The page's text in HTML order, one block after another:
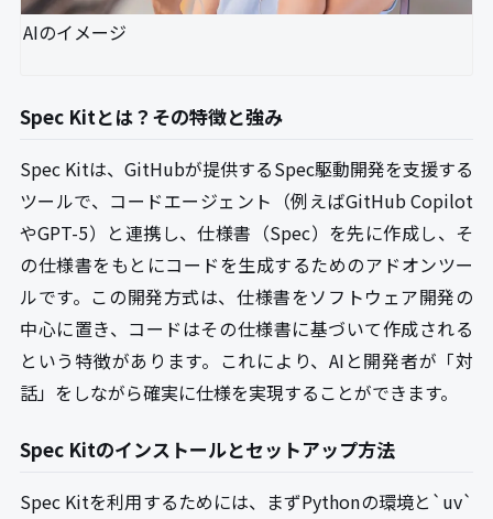
AIのイメージ
Spec Kitとは？その特徴と強み
Spec Kitは、GitHubが提供するSpec駆動開発を支援する
ツールで、コードエージェント（例えばGitHub Copilot
やGPT-5）と連携し、仕様書（Spec）を先に作成し、そ
の仕様書をもとにコードを生成するためのアドオンツー
ルです。この開発方式は、仕様書をソフトウェア開発の
中心に置き、コードはその仕様書に基づいて作成される
という特徴があります。これにより、AIと開発者が「対
話」をしながら確実に仕様を実現することができます。
Spec Kitのインストールとセットアップ方法
Spec Kitを利用するためには、まずPythonの環境と`uv`